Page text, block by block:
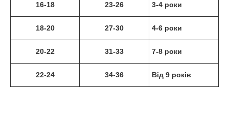
16-18 23-26 3-4 роки
18-20 27-30 4-6 роки
20-22 31-33 7-8 роки
22-24 34-36 Від 9 років